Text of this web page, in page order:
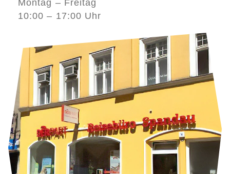
Montag – Freitag
10:00 – 17:00 Uhr